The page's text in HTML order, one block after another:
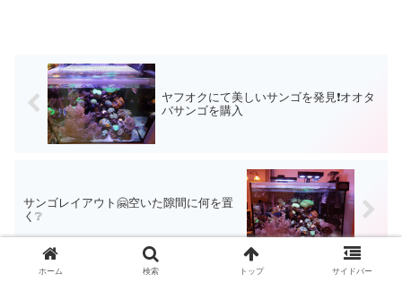
ヤフオクにて美しいサンゴを発見❗オオタ
バサンゴを購入
サンゴレイアウト🤗空いた隙間に何を置
く❔
ホーム 検索 トップ サイドバー